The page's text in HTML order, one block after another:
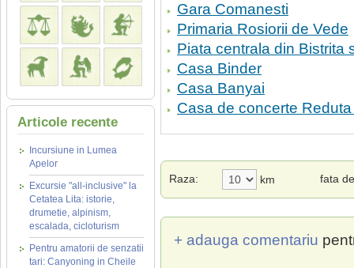
Articole recente
Incursiune in Lumea
Apelor
Excursie "all-inclusive" la
Cetatea Lita: istorie,
drumetie, alpinism,
escalada, cicloturism
Pentru amatorii de senzatii
tari: Canyoning in Cheile
Gara Comanesti
Primaria Rosiorii de Vede
Piata centrala din Bistrita
Casa Binder
Casa Banyai
Casa de concerte
Raza: km fata
+ adauga comentariu